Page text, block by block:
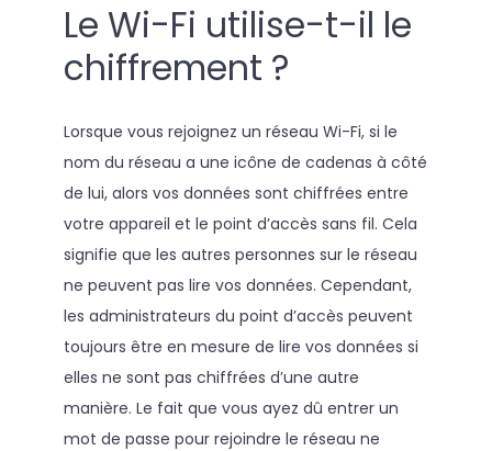
Le Wi-Fi utilise-t-il le
chiffrement ?
Lorsque vous rejoignez un réseau Wi-Fi, si le
nom du réseau a une icône de cadenas à côté
de lui, alors vos données sont chiffrées entre
votre appareil et le point d’accès sans fil. Cela
signifie que les autres personnes sur le réseau
ne peuvent pas lire vos données. Cependant,
les administrateurs du point d’accès peuvent
toujours être en mesure de lire vos données si
elles ne sont pas chiffrées d’une autre
manière. Le fait que vous ayez dû entrer un
mot de passe pour rejoindre le réseau ne